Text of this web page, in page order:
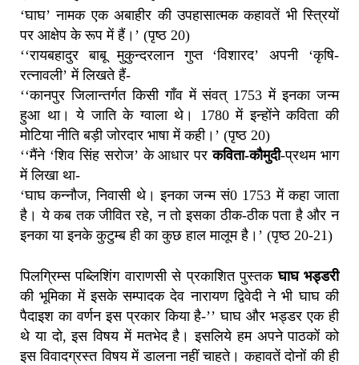
‘घाघ’ नामक एक अबाहीर की उपहासात्मक कहावतें भी स्त्रियों
पर आक्षेप के रूप में हैं।’ (पृष्ठ 20)
‘‘रायबहादुर बाबू मुकुन्दरलान गुप्त ‘विशारद’ अपनी ‘कृषि-
रत्नावली’ में लिखते हैं-
‘‘कानपुर जिलान्तर्गत किसी गाँव में संवत् 1753 में इनका जन्म
हुआ था। ये जाति के ग्वाला थे। 1780 में इन्होंने कविता की
मोटिया नीति बड़ी जोरदार भाषा में कही।’ (पृष्ठ 20)
‘‘मैंने ‘शिव सिंह सरोज’ के आधार परकविता-कौमुदी-प्रथम भाग
में लिखा था-
‘घाघ कन्नौज, निवासी थे। इनका जन्म सं0 1753 में कहा जाता
है। ये कब तक जीवित रहे, न तो इसका ठीक-ठीक पता है और न
इनका या इनके कुटुम्ब ही का कुछ हाल मालूम है।’ (पृष्ठ 20-21)
पिलग्रिम्स पब्लिशिंग वाराणसी से प्रकाशित पुस्तकघाघ भड्डरी
की भूमिका में इसके सम्पादक देव नारायण द्विवेदी ने भी घाघ की
पैदाइश का वर्णन इस प्रकार किया है-’’ घाघ और भड्डर एक ही
थे या दो, इस विषय में मतभेद है। इसलिये हम अपने पाठकों को
इस विवादग्रस्त विषय में डालना नहीं चाहते। कहावतें दोनों की ही